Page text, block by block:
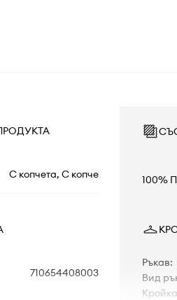
С копчета, С копче
710654408003
100%
Ръкав:
Вид
Кройка